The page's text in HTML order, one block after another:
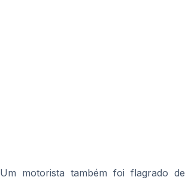
Um motorista também foi flagrado